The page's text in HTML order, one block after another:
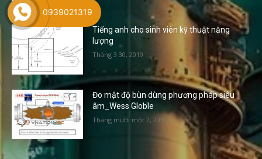
Tiếng anh cho sinh viên kỹ thuật năng
lượng
Tháng 3 30, 2019
Đo mật độ bùn dùng phương pháp siêu
âm_Wess Globle
Tháng mười một 2, 2017
0939021319